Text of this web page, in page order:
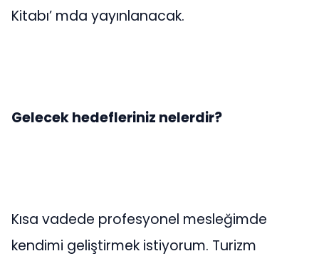
Kitabı’ mda yayınlanacak.
Gelecek hedefleriniz nelerdir?
Kısa vadede profesyonel mesleğimde
kendimi geliştirmek istiyorum. Turizm